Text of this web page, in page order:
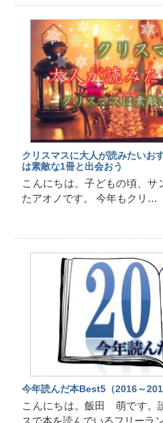
クリスマスに大人が読みたいお
は素敵な1冊と出会おう
こんにちは。子どもの頃、サ
たアオノです。 今年もクリ…
今年読んだ本Best5（2016～
こんにちは。飯田 萌です。